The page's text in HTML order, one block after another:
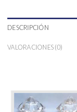
DESCRIPCIÓN
VALORACIONES (0)